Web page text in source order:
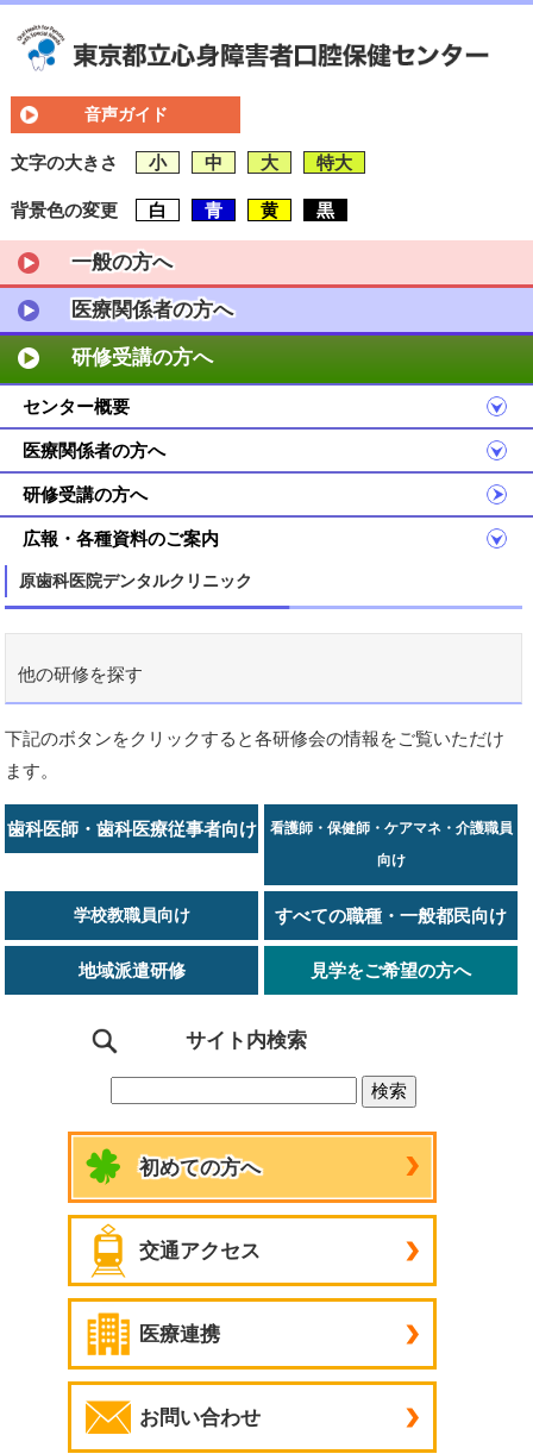
音声ガイド
文字の大きさ 小 中 大 特大
背景色の変更 白 青 黄 黒
一般の方へ
医療関係者の方へ
研修受講の方へ
センター概要
医療関係者の方へ
研修受講の方へ
広報・各種資料のご案内
原歯科医院デンタルクリニック
他の研修を探す
下記のボタンをクリックすると各研修会の情報をご覧いただけ
ます。
歯科医師・歯科医療従事者向け
看護師・保健師・ケアマネ・介護職員
向け
学校教職員向け すべての職種・一般都民向け
地域派遣研修 見学をご希望の方へ
サイト内検索
初めての方へ
交通アクセス
医療連携
お問い合わせ